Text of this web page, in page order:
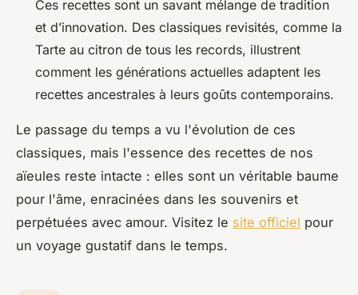
Ces recettes sont un savant mélange de tradition
et d’innovation. Des classiques revisités, comme la
Tarte au citron de tous les records, illustrent
comment les générations actuelles adaptent les
recettes ancestrales à leurs goûts contemporains.
Le passage du temps a vu l'évolution de ces
classiques, mais l'essence des recettes de nos
aïeules reste intacte : elles sont un véritable baume
pour l'âme, enracinées dans les souvenirs et
perpétuées avec amour. Visitez le site officiel pour
un voyage gustatif dans le temps.